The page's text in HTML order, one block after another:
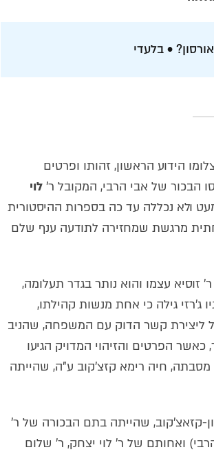
• בלעדי
הידוע הראשון, זהותו ופרטים
הבכור של אבי הרבי, המקובל ר' לוי
ולא נכללה עד כה בספרות ההיסטורית
מרגשת שמחזירה לתודעה ענף שלם
זוסיא עצמו והוא נותר בגדר תעלומה,
גילה כי אחת מנשות קהילתו,
ליצירת קשר הדוק עם המשפחה, שהניב
כאשר הפרטים והזיהוי המדויק הגיעו
מסבתה, חיה רימא קזצ'קוב ע"ה, שהייתה
קזאצ'קוב, שהייתה בתם הבכורה של ר'
ואחותם של ר' לוי יצחק, ר' שלום